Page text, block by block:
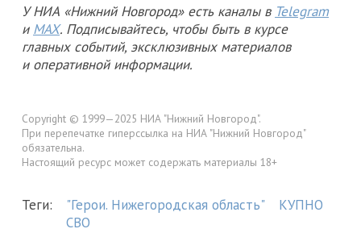
У НИА «Нижний Новгород» есть каналы в Telegram
и MAX. Подписывайтесь, чтобы быть в курсе
главных событий, эксклюзивных материалов
и оперативной информации.
Copyright © 1999—2025 НИА "Нижний Новгород".
При перепечатке гиперссылка на НИА "Нижний Новгород"
обязательна.
Настоящий ресурс может содержать материалы 18+
Теги: "Герои. Нижегородская область"
КУПНО
СВО